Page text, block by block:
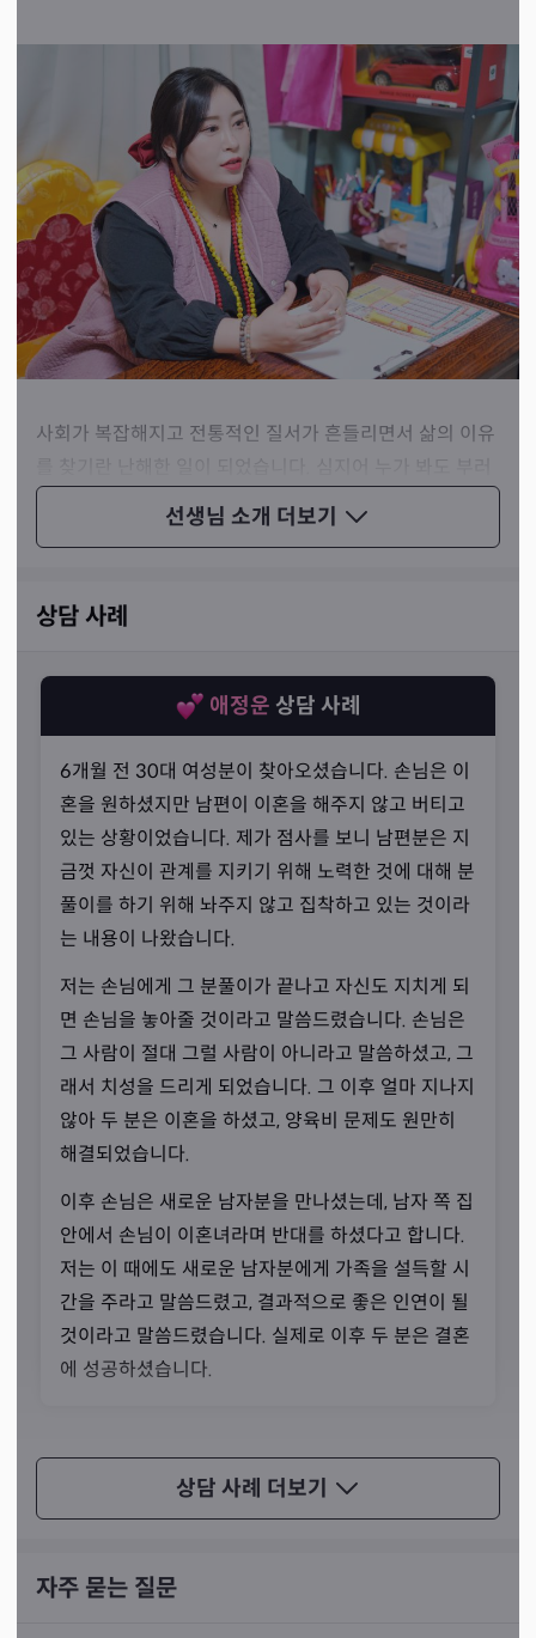
선생님 소개 더보기
사회가 복잡해지고 전통적인 질서가 흔들리면서 삶의 이유
운 삶을 사는 사람들 중에서도 우울증에 걸리는 사람을 흔
히 찾을 수 있죠. 선생님께선 그런 분들을 돕고, 구하겠다는
사람을 살린다는 마음으로
“물에 빠진 아이를 구하는 것은 사람의 본성입니다.”
선생님께서는 사람을 살린다는 마음으로 상담에 임하고 계
십니다. 정말 힘들고 어려운데 동시에 간절한 분들에게는
아무것도 바라지 않고 도움을 주기도 하시죠. 선생님께는
작은 선행일 수 있어도 그 사람에게는 인생을 바꾸는 큰 도
움일 수 있기 때문입니다.
상담 사례 더보기
상담 사례
애정운 상담 사례
6개월 전 30대 여성분이 찾아오셨습니다. 손님은 이
혼을 원하셨지만 남편이 이혼을 해주지 않고 버티고
있는 상황이었습니다. 제가 점사를 보니 남편분은 지
금껏 자신이 관계를 지키기 위해 노력한 것에 대해 분
풀이를 하기 위해 놔주지 않고 집착하고 있는 것이라
는 내용이 나왔습니다.
저는 손님에게 그 분풀이가 끝나고 자신도 지치게 되
면 손님을 놓아줄 것이라고 말씀드렸습니다. 손님은
그 사람이 절대 그럴 사람이 아니라고 말씀하셨고, 그
래서 치성을 드리게 되었습니다. 그 이후 얼마 지나지
않아 두 분은 이혼을 하셨고, 양육비 문제도 원만히
해결되었습니다.
이후 손님은 새로운 남자분을 만나셨는데, 남자 쪽 집
안에서 손님이 이혼녀라며 반대를 하셨다고 합니다.
저는 이 때에도 새로운 남자분에게 가족을 설득할 시
간을 주라고 말씀드렸고, 결과적으로 좋은 인연이 될
것이라고 말씀드렸습니다. 실제로 이후 두 분은 결혼
에 성공하셨습니다.
재물운상담 사례
보험 영업을 처음 시작하시면서 상담을 받으러 오신
자주 묻는 질문